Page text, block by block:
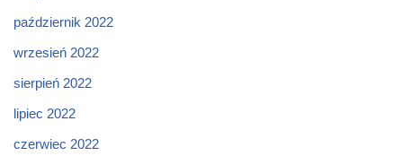
październik 2022
wrzesień 2022
sierpień 2022
lipiec 2022
czerwiec 2022